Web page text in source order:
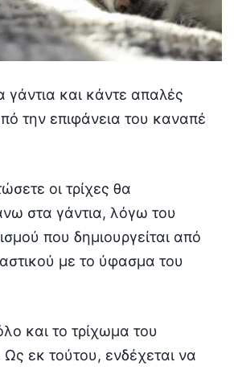
γάντια και κάντε απαλές
την επιφάνεια του καναπέ
οι τρίχες θα
στα γάντια, λόγω του
που δημιουργείται από
με το ύφασμα του
και το τρίχωμα του
Ως εκ τούτου, ενδέχεται να